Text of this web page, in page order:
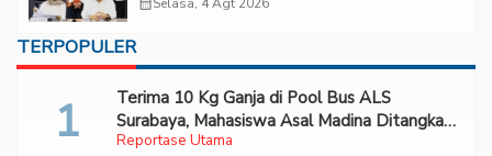
TERPOPULER
Reportase Utama
Terima 10 Kg Ganja di Pool Bus ALS
Surabaya, Mahasiswa Asal Madina Ditangkap
Bareskrim